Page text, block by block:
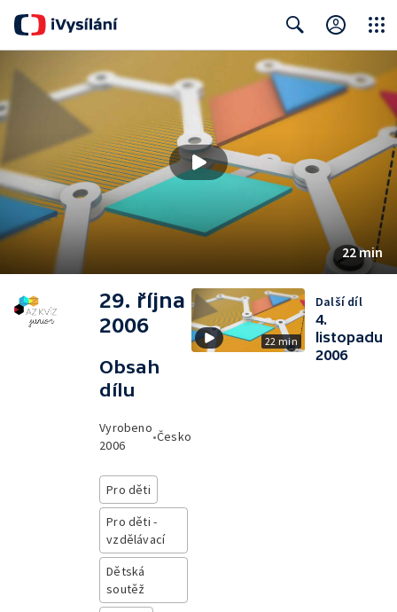
Search
22 min
29. října
2006
Obsah
dílu
Vyrobeno
2006
•Česko
Pro děti
Pro děti -
vzdělávací
Dětská
soutěž
22 min
Další díl
4.
listopadu
2006